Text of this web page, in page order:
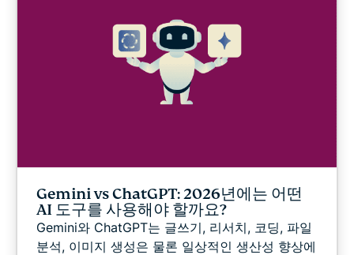
ExpressVPN for Teams
최신 소식
온라인 보안
Gemini vs ChatGPT: 2026년에는 어떤
AI 도구를 사용해야 할까요?
Gemini와 ChatGPT는 글쓰기, 리서치, 코딩, 파일
분석, 이미지 생성은 물론 일상적인 생산성 향상에